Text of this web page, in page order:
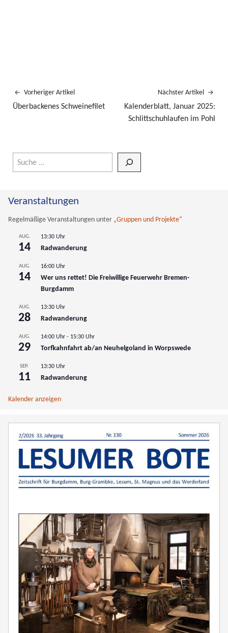
Vorheriger Artikel
Überbackenes Schweinefilet
Nächster Artikel
Kalenderblatt, Januar 2025:
Schlittschuhlaufen im Pohl
Veranstaltungen
Regelmäßige Veranstaltungen unter „Gruppen und Projekte“
AUG.
14
13:30 Uhr
Radwanderung
AUG.
14
16:00 Uhr
Wer uns rettet! Die Freiwillige Feuerwehr Bremen-
Burgdamm
AUG.
28
13:30 Uhr
Radwanderung
AUG.
29
14:00 Uhr - 15:30 Uhr
Torfkahnfahrt ab/an Neuhelgoland in Worpswede
SEP.
11
13:30 Uhr
Radwanderung
Kalender anzeigen